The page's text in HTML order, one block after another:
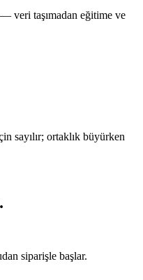
— veri taşımadan eğitime ve
sayılır; ortaklık büyürken
siparişle başlar.